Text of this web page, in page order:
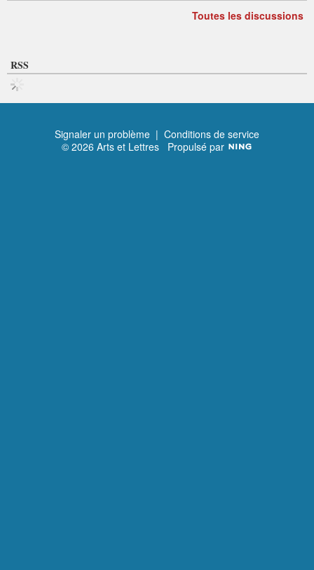
Toutes les discussions
RSS
Signaler un problème | Conditions de service
© 2026 Arts et Lettres Propulsé par